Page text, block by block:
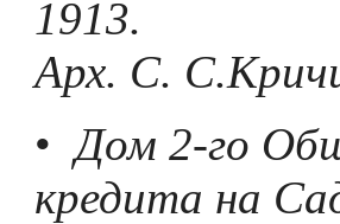
1913.
Арх. С.
•Дом 2-го
кредита на